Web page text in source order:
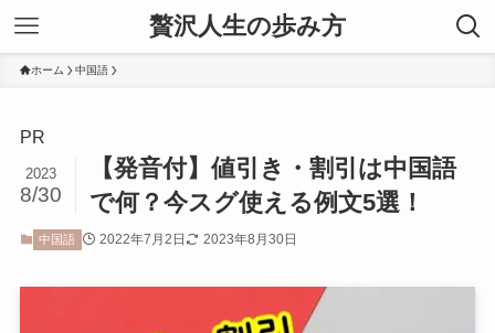
贅沢人生の歩み方
ホーム 中国語
PR
【発音付】値引き・割引は中国語
で何？今スグ使える例文5選！
2023
8/30
中国語 2022年7月2日 2023年8月30日